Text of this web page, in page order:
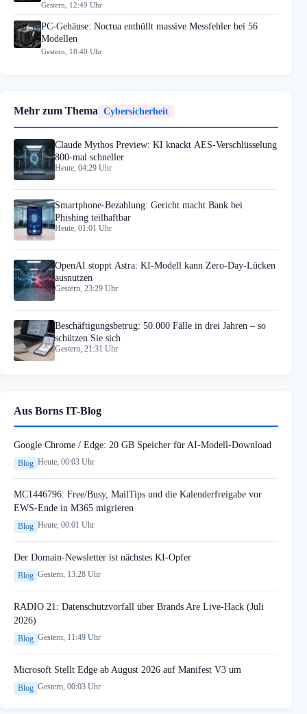
Gestern, 12:49 Uhr
PC-Gehäuse: Noctua enthüllt massive Messfehler bei 56
Modellen
Gestern, 18:40 Uhr
Mehr zum Thema Cybersicherheit
Claude Mythos Preview: KI knackt AES-Verschlüsselung
800-mal schneller
Heute, 04:29 Uhr
Smartphone-Bezahlung: Gericht macht Bank bei
Phishing teilhaftbar
Heute, 01:01 Uhr
OpenAI stoppt Astra: KI-Modell kann Zero-Day-Lücken
ausnutzen
Gestern, 23:29 Uhr
Beschäftigungsbetrug: 50.000 Fälle in drei Jahren – so
schützen Sie sich
Gestern, 21:31 Uhr
Aus Borns IT-Blog
Google Chrome / Edge: 20 GB Speicher für AI-Modell-Download
Blog Heute, 00:03 Uhr
MC1446796: Free/Busy, MailTips und die Kalenderfreigabe vor
EWS-Ende in M365 migrieren
Blog Heute, 00:01 Uhr
Der Domain-Newsletter ist nächstes KI-Opfer
Blog Gestern, 13:28 Uhr
RADIO 21: Datenschutzvorfall über Brands Are Live-Hack (Juli
2026)
Blog Gestern, 11:49 Uhr
Microsoft Stellt Edge ab August 2026 auf Manifest V3 um
Blog Gestern, 00:03 Uhr